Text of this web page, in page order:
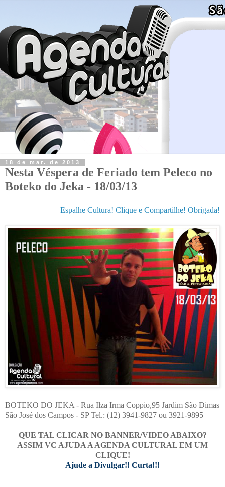
18 de mar. de 2013
Nesta Véspera de Feriado tem Peleco no
Boteko do Jeka - 18/03/13
Espalhe Cultura! Clique e Compartilhe! Obrigada!
BOTEKO DO JEKA - Rua Ilza Irma Coppio,95 Jardim São Dimas
São José dos Campos - SP Tel.: (12) 3941-9827 ou 3921-9895
QUE TAL CLICAR NO BANNER/VIDEO ABAIXO?
ASSIM VC AJUDA A AGENDA CULTURAL EM UM
CLIQUE!
Ajude a Divulgar!! Curta!!!